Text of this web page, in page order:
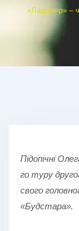
«Ладомир» –
Підопічні
го туру
свого
«Будстара».